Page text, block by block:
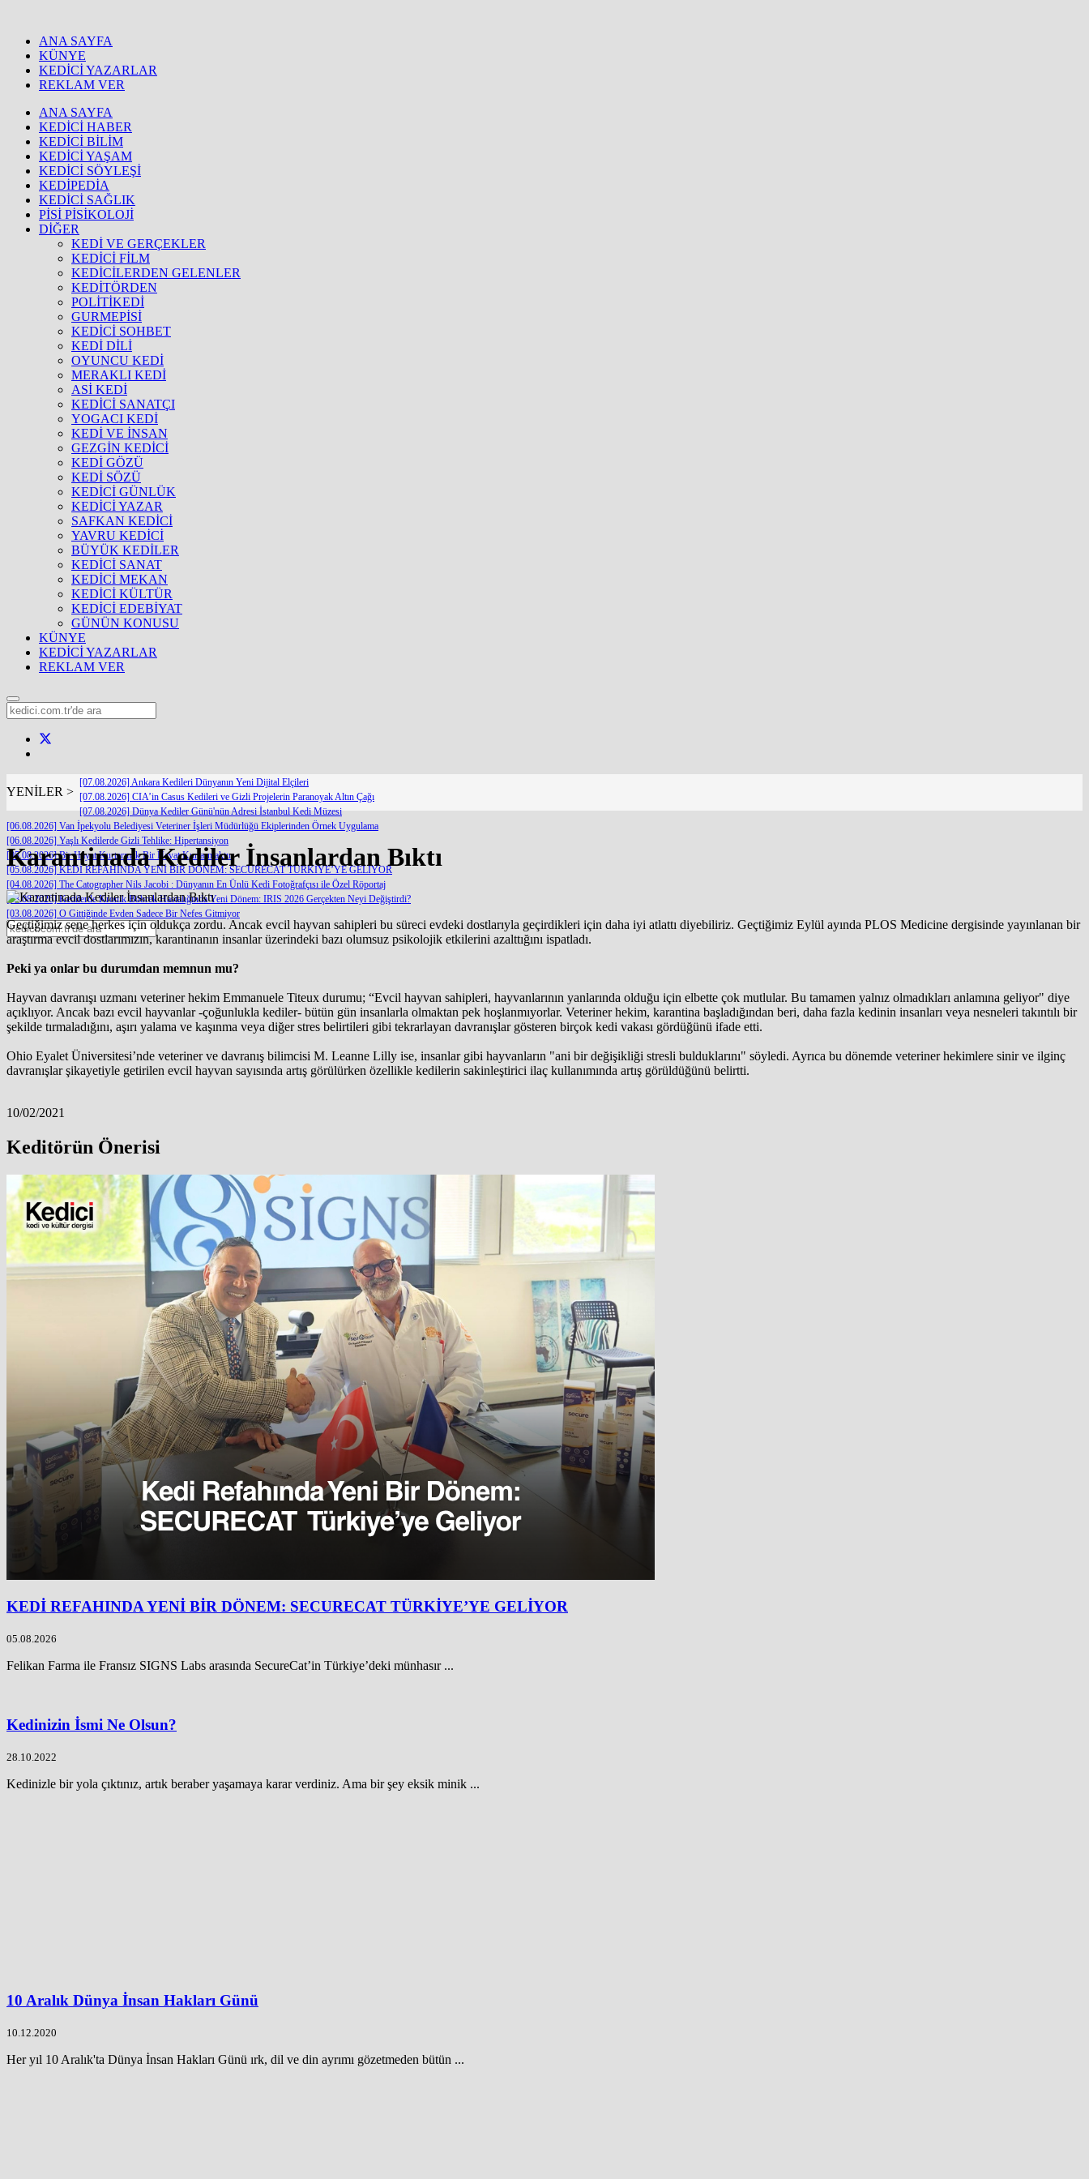
ANA SAYFA
KÜNYE
KEDİCİ YAZARLAR
REKLAM VER
ANA SAYFA
KEDİCİ HABER
KEDİCİ BİLİM
KEDİCİ YAŞAM
KEDİCİ SÖYLEŞİ
KEDİPEDİA
KEDİCİ SAĞLIK
PİSİ PİSİKOLOJİ
DİĞER
KEDİ VE GERÇEKLER
KEDİCİ FİLM
KEDİCİLERDEN GELENLER
KEDİTÖRDEN
POLİTİKEDİ
GURMEPİSİ
KEDİCİ SOHBET
KEDİ DİLİ
OYUNCU KEDİ
MERAKLI KEDİ
ASİ KEDİ
KEDİCİ SANATÇI
YOGACI KEDİ
KEDİ VE İNSAN
GEZGİN KEDİCİ
KEDİ GÖZÜ
KEDİ SÖZÜ
KEDİCİ GÜNLÜK
KEDİCİ YAZAR
SAFKAN KEDİCİ
YAVRU KEDİCİ
BÜYÜK KEDİLER
KEDİCİ SANAT
KEDİCİ MEKAN
KEDİCİ KÜLTÜR
KEDİCİ EDEBİYAT
GÜNÜN KONUSU
KÜNYE
KEDİCİ YAZARLAR
REKLAM VER
YENİLER >
[07.08.2026] Ankara Kedileri Dünyanın Yeni Dijital Elçileri
[07.08.2026] CIA’in Casus Kedileri ve Gizli Projelerin Paranoyak Altın Çağı
[07.08.2026] Dünya Kediler Günü'nün Adresi İstanbul Kedi Müzesi
[06.08.2026] Van İpekyolu Belediyesi Veteriner İşleri Müdürlüğü Ekiplerinden Örnek Uygulama
[06.08.2026] Yaşlı Kedilerde Gizli Tehlike: Hipertansiyon
[05.08.2026] Bir Hayat Kurtarmak Bir Hayat Kurtarmaktır
[05.08.2026] KEDİ REFAHINDA YENİ BİR DÖNEM: SECURECAT TÜRKİYE’YE GELİYOR
[04.08.2026] The Catographer Nils Jacobi : Dünyanın En Ünlü Kedi Fotoğrafçısı ile Özel Röportaj
[03.08.2026] Kedilerde Kronik Böbrek Hastalığında Yeni Dönem: IRIS 2026 Gerçekten Neyi Değiştirdi?
[03.08.2026] O Gittiğinde Evden Sadece Bir Nefes Gitmiyor
Karantinada Kediler İnsanlardan Bıktı
Geçtiğimiz sene herkes için oldukça zordu. Ancak evcil hayvan sahipleri bu süreci evdeki dostlarıyla geçirdikleri için daha iyi atlattı diyebiliriz. Geçtiğimiz Eylül ayında PLOS Medicine dergisinde yayınlanan bir
araştırma evcil dostlarımızın, karantinanın insanlar üzerindeki bazı olumsuz psikolojik etkilerini azalttığını ispatladı.
Peki ya onlar bu durumdan memnun mu?
Hayvan davranışı uzmanı veteriner hekim Emmanuele Titeux durumu; “Evcil hayvan sahipleri, hayvanlarının yanlarında olduğu için elbette çok mutlular. Bu tamamen yalnız olmadıkları anlamına geliyor" diye
açıklıyor. Ancak bazı evcil hayvanlar -çoğunlukla kediler- bütün gün insanlarla olmaktan pek hoşlanmıyorlar. Veteriner hekim, karantina başladığından beri, daha fazla kedinin insanları veya nesneleri takıntılı bir
şekilde tırmaladığını, aşırı yalama ve kaşınma veya diğer stres belirtileri gibi tekrarlayan davranışlar gösteren birçok kedi vakası gördüğünü ifade etti.
Ohio Eyalet Üniversitesi’nde veteriner ve davranış bilimcisi M. Leanne Lilly ise, insanlar gibi hayvanların "ani bir değişikliği stresli bulduklarını" söyledi. Ayrıca bu dönemde veteriner hekimlere sinir ve ilginç
davranışlar şikayetiyle getirilen evcil hayvan sayısında artış görülürken özellikle kedilerin sakinleştirici ilaç kullanımında artış görüldüğünü belirtti.
10/02/2021
Keditörün Önerisi
KEDİ REFAHINDA YENİ BİR DÖNEM: SECURECAT TÜRKİYE’YE GELİYOR
05.08.2026
Felikan Farma ile Fransız SIGNS Labs arasında SecureCat’in Türkiye’deki münhasır ...
Kedinizin İsmi Ne Olsun?
28.10.2022
Kedinizle bir yola çıktınız, artık beraber yaşamaya karar verdiniz. Ama bir şey eksik minik ...
10 Aralık Dünya İnsan Hakları Günü
10.12.2020
Her yıl 10 Aralık'ta Dünya İnsan Hakları Günü ırk, dil ve din ayrımı gözetmeden bütün ...